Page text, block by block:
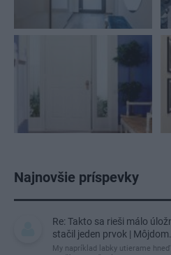
Najnovšie príspevky
Re: Takto sa rieši málo
stačil jeden prvok |
My napríklad labky utierame